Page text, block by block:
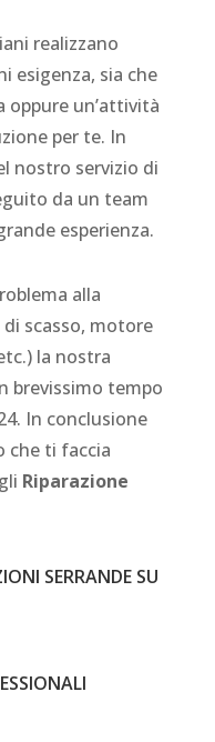
realizzano
esigenza, sia che
oppure un’attività
per te. In
nostro servizio di
da un team
esperienza.
alla
scasso, motore
la nostra
brevissimo tempo
In conclusione
che ti faccia
Riparazione
SERRANDE SU